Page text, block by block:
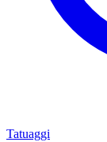
Tatuaggi